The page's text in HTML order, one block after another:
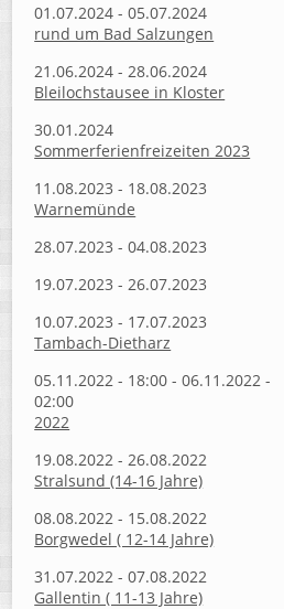
01.07.2024 - 05.07.2024
rund um Bad Salzungen
21.06.2024 - 28.06.2024
Bleilochstausee in Kloster
30.01.2024
Sommerferienfreizeiten 2023
11.08.2023 - 18.08.2023
Warnemünde
28.07.2023 - 04.08.2023
19.07.2023 - 26.07.2023
10.07.2023 - 17.07.2023
Tambach-Dietharz
05.11.2022 - 18:00 - 06.11.2022 -
02:00
2022
19.08.2022 - 26.08.2022
Stralsund (14-16 Jahre)
08.08.2022 - 15.08.2022
Borgwedel ( 12-14 Jahre)
31.07.2022 - 07.08.2022
Gallentin ( 11-13 Jahre)